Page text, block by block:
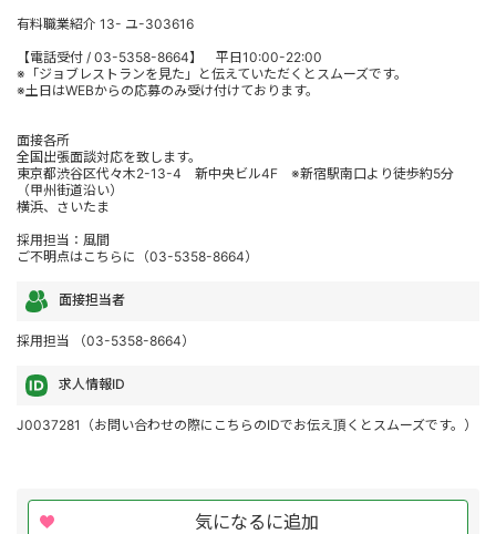
有料職業紹介 13- ユ-303616
【電話受付 / 03-5358-8664】 平日10:00-22:00
※「ジョブレストランを見た」と伝えていただくとスムーズです。
※土日はWEBからの応募のみ受け付けております。
面接各所
全国出張面談対応を致します。
東京都渋谷区代々木2-13-4 新中央ビル4F ※新宿駅南口より徒歩約5分
（甲州街道沿い）
横浜、さいたま
採用担当：風間
ご不明点はこちらに（03-5358-8664）
面接担当者
採用担当 （03-5358-8664）
求人情報ID
J0037281（お問い合わせの際にこちらのIDでお伝え頂くとスムーズです。）
気になるに追加